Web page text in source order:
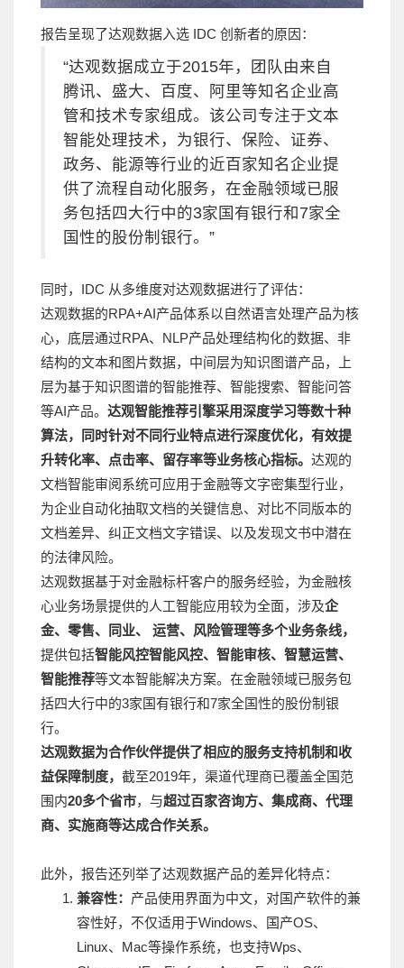
报告呈现了达观数据入选 IDC 创新者的原因：
“达观数据成立于2015年，团队由来自
腾讯、盛大、百度、阿里等知名企业高
管和技术专家组成。该公司专注于文本
智能处理技术，为银行、保险、证券、
政务、能源等行业的近百家知名企业提
供了流程自动化服务，在金融领域已服
务包括四大行中的3家国有银行和7家全
国性的股份制银行。”
同时，IDC 从多维度对达观数据进行了评估：
达观数据的RPA+AI产品体系以自然语言处理产品为核
心，底层通过RPA、NLP产品处理结构化的数据、非
结构的文本和图片数据，中间层为知识图谱产品，上
层为基于知识图谱的智能推荐、智能搜索、智能问答
等AI产品。 达观智能推荐引擎采用深度学习等数十种
算法，同时针对不同行业特点进行深度优化，有效提
升转化率、点击率、留存率等业务核心指标。 达观的
文档智能审阅系统可应用于金融等文字密集型行业，
为企业自动化抽取文档的关键信息、对比不同版本的
文档差异、纠正文档文字错误、以及发现文书中潜在
的法律风险。
达观数据基于对金融标杆客户的服务经验，为金融核
心业务场景提供的人工智能应用较为全面，涉及企
金、零售、同业、 运营、风险管理等多个业务条线，
提供包括智能风控智能风控、智能审核、智慧运营、
智能推荐等文本智能解决方案。在金融领域已服务包
括四大行中的3家国有银行和7家全国性的股份制银
行。
达观数据为合作伙伴提供了相应的服务支持机制和收
益保障制度， 截至2019年，渠道代理商已覆盖全国范
围内20多个省市，与超过百家咨询方、集成商、代理
商、实施商等达成合作关系。
此外，报告还列举了达观数据产品的差异化特点：
兼容性： 产品使用界面为中文，对国产软件的兼
容性好，不仅适用于Windows、国产OS、
Linux、Mac等操作系统，也支持Wps、